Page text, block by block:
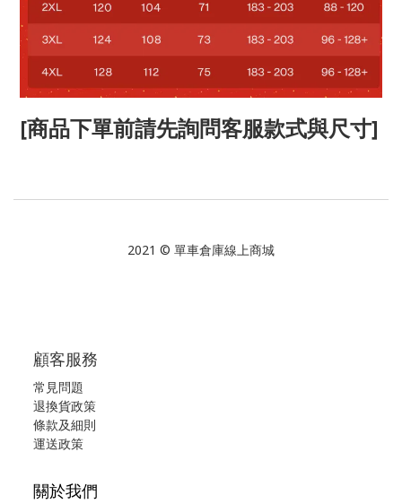
[商品下單前請先詢問客服款式與尺寸]
2021 © 單車倉庫線上商城
顧客服務
常見問題
退換貨政策
條款及細則
運送政策
關於我們